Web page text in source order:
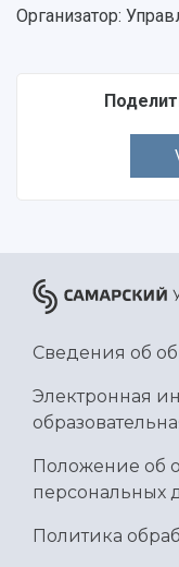
Организатор:
Сведения об
Электронная
Положение об
персональных
Политика